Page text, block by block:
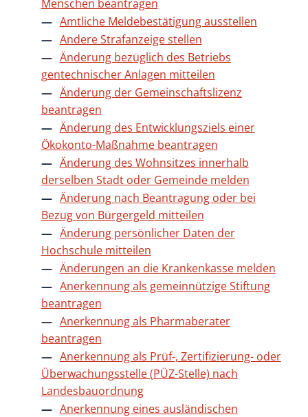
Menschen beantragen
Amtliche Meldebestätigung ausstellen
Andere Strafanzeige stellen
Änderung bezüglich des Betriebs
gentechnischer Anlagen mitteilen
Änderung der Gemeinschaftslizenz
beantragen
Änderung des Entwicklungsziels einer
Ökokonto-Maßnahme beantragen
Änderung des Wohnsitzes innerhalb
derselben Stadt oder Gemeinde melden
Änderung nach Beantragung oder bei
Bezug von Bürgergeld mitteilen
Änderung persönlicher Daten der
Hochschule mitteilen
Änderungen an die Krankenkasse melden
Anerkennung als gemeinnützige Stiftung
beantragen
Anerkennung als Pharmaberater
beantragen
Anerkennung als Prüf-, Zertifizierung- oder
Überwachungsstelle (PÜZ-Stelle) nach
Landesbauordnung
Anerkennung eines ausländischen